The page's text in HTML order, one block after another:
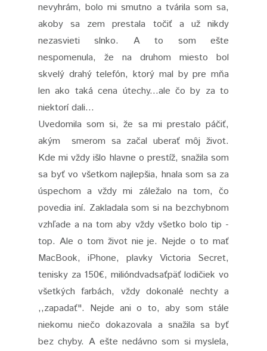
nevyhrám, bolo mi smutno a tvárila som sa,
akoby sa zem prestala točiť a už nikdy
nezasvieti slnko. A to som ešte
nespomenula, že na druhom miesto bol
skvelý drahý telefón, ktorý mal by pre mňa
len ako taká cena útechy...ale čo by za to
niektorí dali...
Uvedomila som si, že sa mi prestalo páčiť,
akým smerom sa začal uberať môj život.
Kde mi vždy išlo hlavne o prestíž, snažila som
sa byť vo všetkom najlepšia, hnala som sa za
úspechom a vždy mi záležalo na tom, čo
povedia iní. Zakladala som si na bezchybnom
vzhľade a na tom aby vždy všetko bolo tip -
top. Ale o tom život nie je. Nejde o to mať
MacBook, iPhone, plavky Victoria Secret,
tenisky za 150€, milióndvadsaťpäť lodičiek vo
všetkých farbách, vždy dokonalé nechty a
,,zapadať". Nejde ani o to, aby som stále
niekomu niečo dokazovala a snažila sa byť
bez chyby. A ešte nedávno som si myslela,